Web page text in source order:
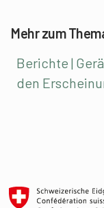
Mehr zum
Berichte |
den